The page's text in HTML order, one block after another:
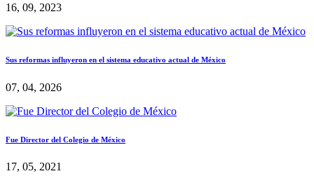
16, 09, 2023
Sus reformas influyeron en el sistema educativo actual de México
07, 04, 2026
Fue Director del Colegio de México
17, 05, 2021